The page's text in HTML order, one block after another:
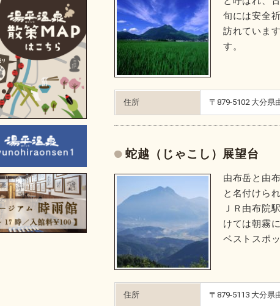
旬には安全
訪れていま
す。
住所 〒879-5102 大分県
蛇越（じゃこし）展望台
由布岳と由
と名付けら
ＪＲ由布院
けては朝霧
ベストスポ
住所 〒879-5113 大分県